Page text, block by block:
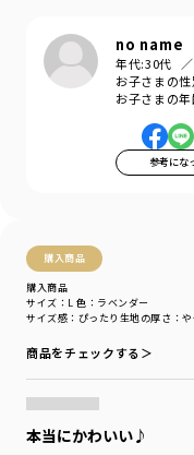
no name
年代:30代
お子さまの性
お子さまの年
参考にな
購入商品
購入商品
サイズ感 ：ぴったり 生地の厚さ ：
サイズ：L 色：ラベンダー
商品をチェックする＞
本当にかわいい♪